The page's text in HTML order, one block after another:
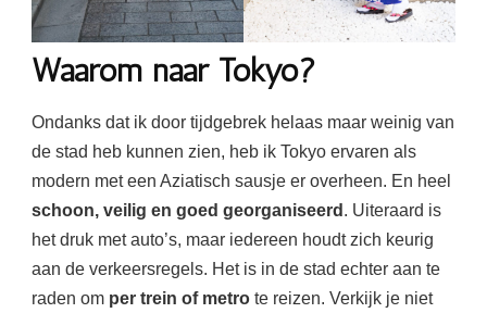
Waarom naar Tokyo?
Ondanks dat ik door tijdgebrek helaas maar weinig van
de stad heb kunnen zien, heb ik Tokyo ervaren als
modern met een Aziatisch sausje er overheen. En heel
schoon, veilig en goed georganiseerd . Uiteraard is
het druk met auto’s, maar iedereen houdt zich keurig
aan de verkeersregels. Het is in de stad echter aan te
raden om per trein of metro te reizen. Verkijk je niet